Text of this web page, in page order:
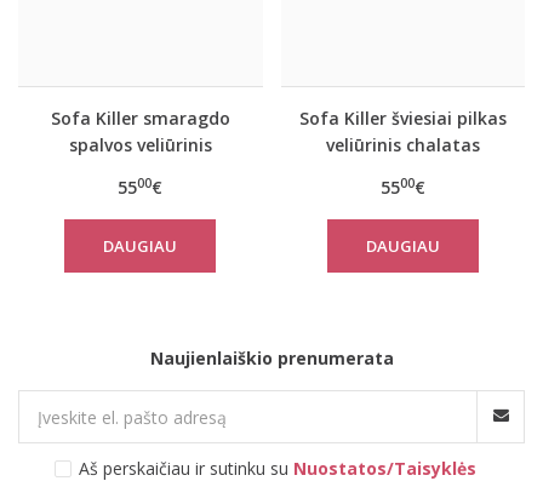
Sofa Killer smaragdo
spalvos veliūrinis
5500€
DAUGIAU
Sofa Killer šviesiai pilkas
veliūrinis chalatas
5500€
DAUGIAU
Naujienlaiškio prenumerata
Aš perskaičiau ir sutinku su Nuostatos/Taisyklės